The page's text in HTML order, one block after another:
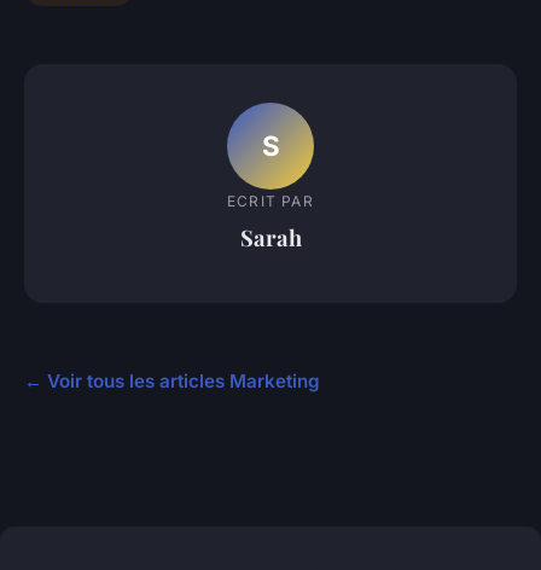
S
ECRIT PAR
Sarah
← Voir tous les articles Marketing